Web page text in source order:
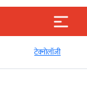
टेक्‍नोलॉजी